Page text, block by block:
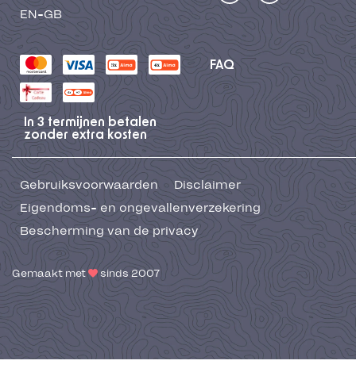
EN-GB
FAQ
In 3 termijnen betalen
zonder extra kosten
Gebruiksvoorwaarden
Disclaimer
Eigendoms- en ongevallenverzekering
Bescherming van de privacy
Gemaakt met sinds 2007